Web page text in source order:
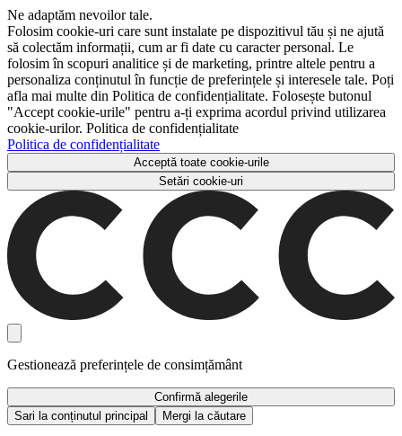
Ne adaptăm nevoilor tale.
Folosim cookie-uri care sunt instalate pe dispozitivul tău și ne ajută
să colectăm informații, cum ar fi date cu caracter personal. Le
folosim în scopuri analitice și de marketing, printre altele pentru a
personaliza conținutul în funcție de preferințele și interesele tale. Poți
afla mai multe din Politica de confidențialitate. Folosește butonul
"Accept cookie-urile" pentru a-ți exprima acordul privind utilizarea
cookie-urilor. Politica de confidențialitate
Politica de confidențialitate
Acceptă toate cookie-urile
Setări cookie-uri
Gestionează preferințele de consimțământ
Confirmă alegerile
Sari la conținutul principal
Mergi la căutare